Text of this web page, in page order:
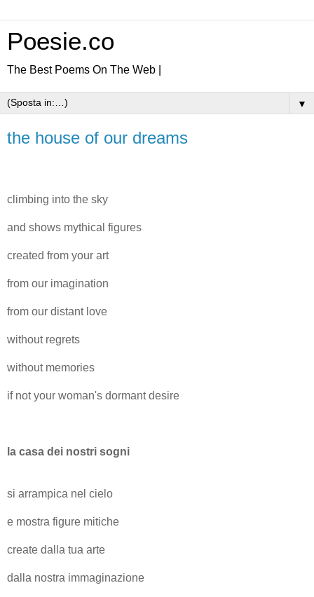
Poesie.co
The Best Poems On The Web |
▼
the house of our dreams
climbing into the sky
and shows mythical figures
created from your art
from our imagination
from our distant love
without regrets
without memories
if not your woman's dormant desire
la casa dei nostri sogni
si arrampica nel cielo
e mostra figure mitiche
create dalla tua arte
dalla nostra immaginazione